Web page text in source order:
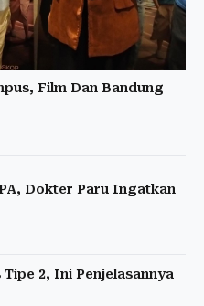
Film Dan Bandung
Dokter Paru Ingatkan
2, Ini Penjelasannya